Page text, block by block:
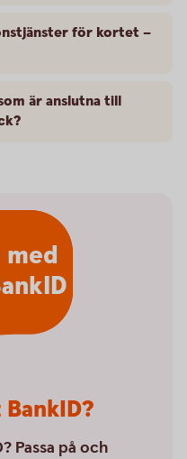
för kortet –
är anslutna till
Passa på och